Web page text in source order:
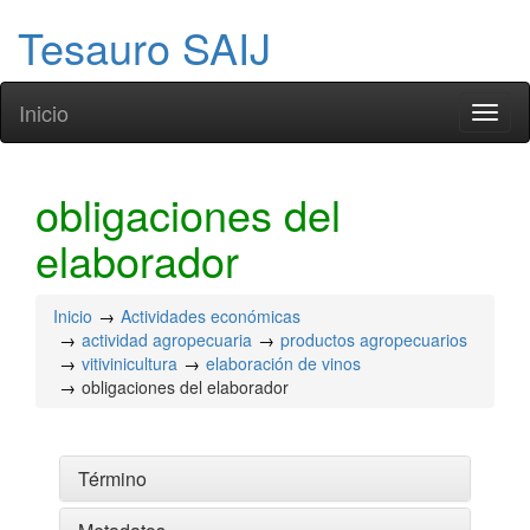
Tesauro SAIJ
Inicio
obligaciones del
elaborador
Inicio
Actividades económicas
actividad agropecuaria
productos agropecuarios
vitivinicultura
elaboración de vinos
obligaciones del elaborador
Término